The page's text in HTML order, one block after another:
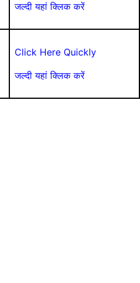
जल्दी यहां क्लिक करें
Click Here Quickly
जल्दी यहां क्लिक करें